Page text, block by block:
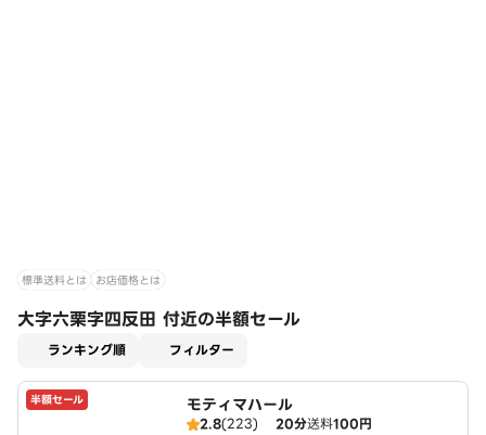
標準送料とは お店価格とは
大字六栗字四反田 付近の半額セール
ランキング順 フィルター
半額セール モティマハール
2.8(223) 20分送料100円